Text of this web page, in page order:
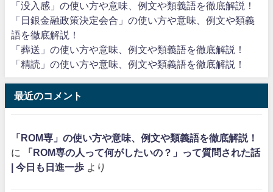
「没入感」の使い方や意味、例文や類義語を徹底解説！
「日銀金融政策決定会合」の使い方や意味、例文や類義
語を徹底解説！
「葬送」の使い方や意味、例文や類義語を徹底解説！
「精読」の使い方や意味、例文や類義語を徹底解説！
最近のコメント
「ROM専」の使い方や意味、例文や類義語を徹底解説！
に
「ROM専の人って何がしたいの？」って質問された話
| 今日も日進一歩 より